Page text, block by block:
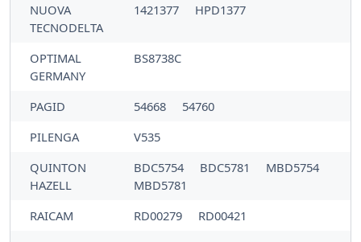
NUOVA
TECNODELTA
1421377 HPD1377
OPTIMAL
GERMANY
BS8738C
PAGID 54668
54760
PILENGA
V535
QUINTON
HAZELL
BDC5754 BDC5781
MBD5754
MBD5781
RAICAM
RD00279
RD00421